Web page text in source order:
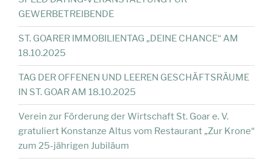
GEWERBETREIBENDE
ST. GOARER IMMOBILIENTAG „DEINE CHANCE“ AM
18.10.2025
TAG DER OFFENEN UND LEEREN GESCHÄFTSRÄUME
IN ST. GOAR AM 18.10.2025
Verein zur Förderung der Wirtschaft St. Goar e. V.
gratuliert Konstanze Altus vom Restaurant „Zur Krone“
zum 25-jährigen Jubiläum